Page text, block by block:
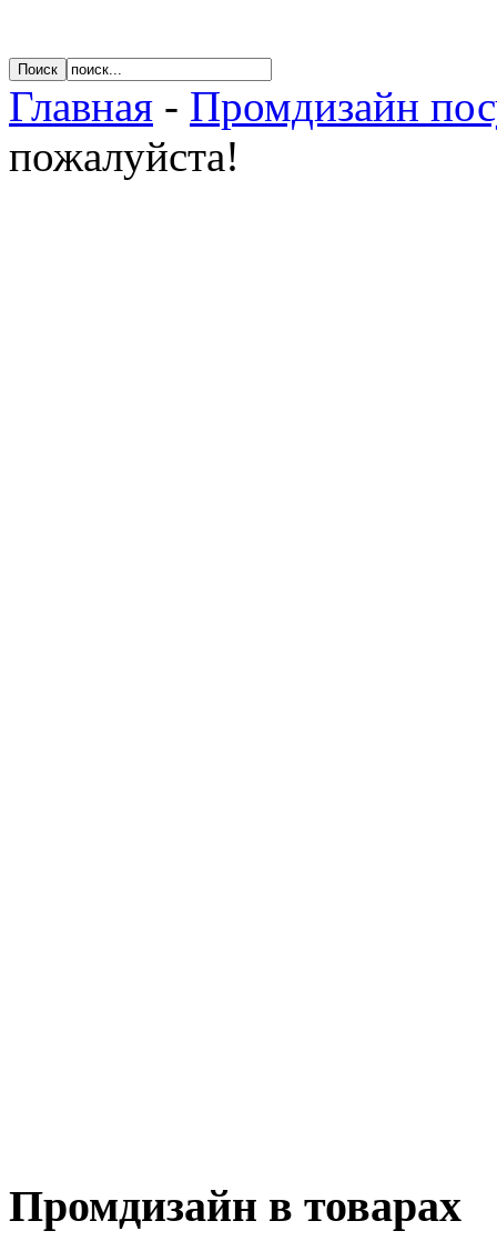
Главная - Промдизайн
пожалуйста!
Промдизайн в товарах